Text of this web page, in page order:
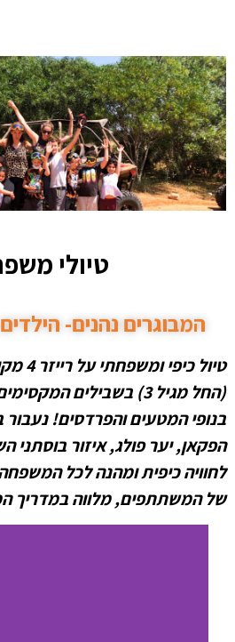
טיולי
המבוגרים נהנים-
טיול
(החל מגיל 3) בשבילים
בנופי המטעים והפרדסים! נעבור
הפקאן, יער פולג, איזור בוסתני
לחוויה כיפית ומהנה לכל
של המשתתפים, מלווה במדריך